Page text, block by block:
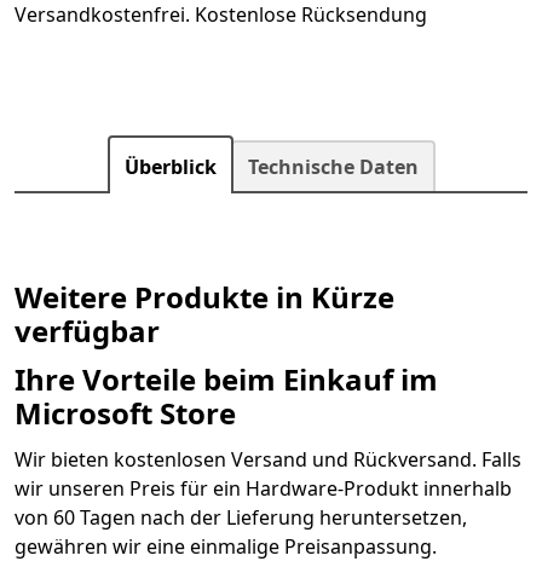
Versandkostenfrei. Kostenlose Rücksendung
Überblick Technische Daten
Weitere Produkte in Kürze
verfügbar
Ihre Vorteile beim Einkauf im
Microsoft Store
Wir bieten kostenlosen Versand und Rückversand. Falls
wir unseren Preis für ein Hardware-Produkt innerhalb
von 60 Tagen nach der Lieferung heruntersetzen,
gewähren wir eine einmalige Preisanpassung.